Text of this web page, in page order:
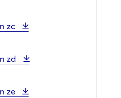
zc
zd
ze